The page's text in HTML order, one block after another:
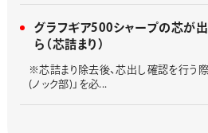
グラフギア500シャープの芯が出
ら（芯詰まり）
※芯詰まり除去後、芯出し確認を行う際
(ノック部)」を必...